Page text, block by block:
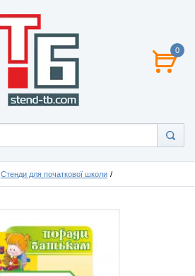
0
Стенди для початкової школи